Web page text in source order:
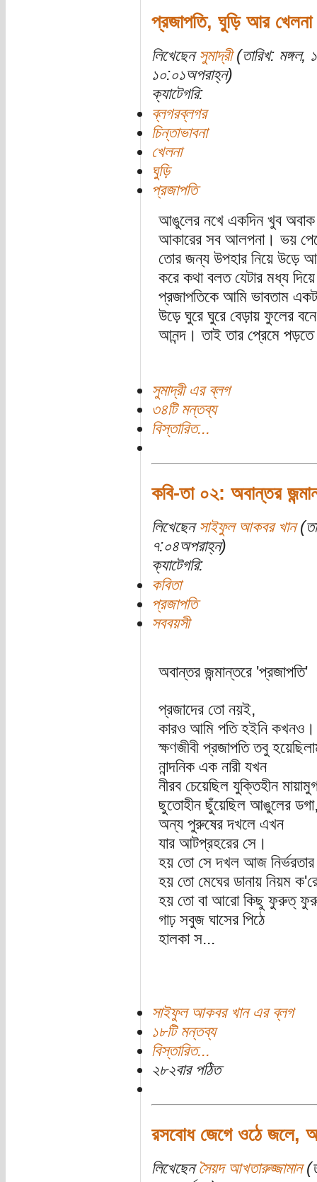
প্রজাপতি, ঘুড়ি আর
লিখেছেন সুমাদ্রী(তারিখ: মঙ্গল,
১০:০১অপরাহ্ন)
ক্যাটেগরি:
ব্লগরব্লগর
চিন্তাভাবনা
খেলনা
ঘুড়ি
প্রজাপতি
আঙুলের নখে একদিন খুব অবাক
আকারের সব আলপনা। ভয়
তোর জন্য উপহার নিয়ে উড়ে
করে কথা বলত যেটার মধ্য
প্রজাপতিকে আমি ভাবতাম
উড়ে ঘুরে ঘুরে বেড়ায় ফুলের
আনন্দ। তাই তার প্রেমে
সুমাদ্রী এর ব্লগ
৩৪টি মন্তব্য
বিস্তারিত...
কবি-তা ০২: অবান্তর
লিখেছেন সাইফুল আকবর খান
৭:০৪অপরাহ্ন)
ক্যাটেগরি:
কবিতা
প্রজাপতি
সববয়সী
অবান্তর জন্মান্তরে 'প্রজাপতি'
প্রজাদের তো নয়ই,
কারও আমি পতি হইনি কখনও।
ক্ষণজীবী প্রজাপতি তবু
নান্দনিক এক নারী যখন
নীরব চেয়েছিল যুক্তিহীন
ছুতোহীন ছুঁয়েছিল আঙুলের
অন্য পুরুষের দখলে এখন
যার আটপ্রহরের সে।
হয় তো সে দখল আজ নির্ভরতার
হয় তো মেঘের ডানায় নিয়ম
হয় তো বা আরো কিছু ফুরুত্
গাঢ় সবুজ ঘাসের পিঠে
হালকা স...
সাইফুল আকবর খান এর ব্লগ
১৮টি মন্তব্য
বিস্তারিত...
২৮২বার পঠিত
রসবোধ জেগে ওঠে জলে,
লিখেছেনসৈয়দ আখতারুজ্জামান